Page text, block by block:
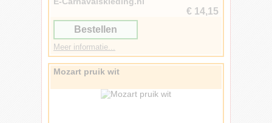
€ 14,15
Bestellen
Meer informatie...
Mozart pruik wit